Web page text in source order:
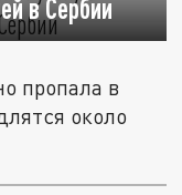
в Сербии
пропала в
около